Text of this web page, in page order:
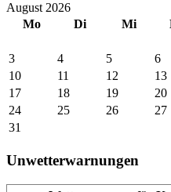
August 2026
Mo
Di Mi
3
4 5 6
10
11 12 13
17
18 19 20
24
25 26 27
31
Unwetterwarnungen